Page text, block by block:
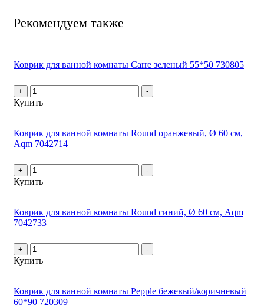
Рекомендуем также
Коврик для ванной комнаты Carre зеленый 55*50 730805
+ -
Купить
Коврик для ванной комнаты Round оранжевый, Ø 60 см,
Aqm 7042714
+ -
Купить
Коврик для ванной комнаты Round синий, Ø 60 см, Aqm
7042733
+ -
Купить
Коврик для ванной комнаты Pepple бежевый/коричневый
60*90 720309